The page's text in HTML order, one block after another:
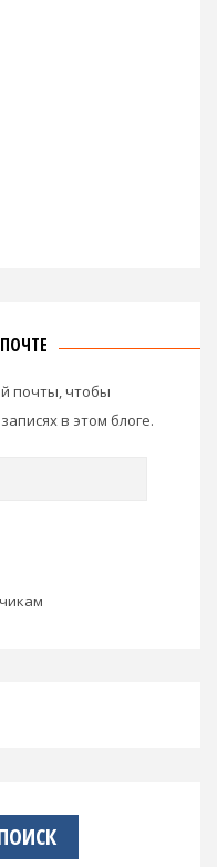
почты, чтобы
в этом блоге.